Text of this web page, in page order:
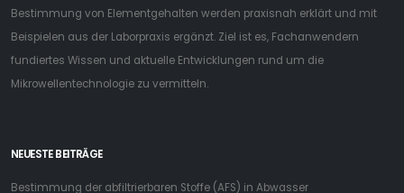
Bestimmung von Elementgehalten werden praxisnah erklärt und mit
Beispielen aus der Laborpraxis ergänzt. Ziel ist es, Fachanwendern
fundiertes Wissen und aktuelle Entwicklungen rund um die
Mikrowellentechnologie zu vermitteln.
NEUESTE BEITRÄGE
Bestimmung der abfiltrierbaren Stoffe (AFS) in Abwasser